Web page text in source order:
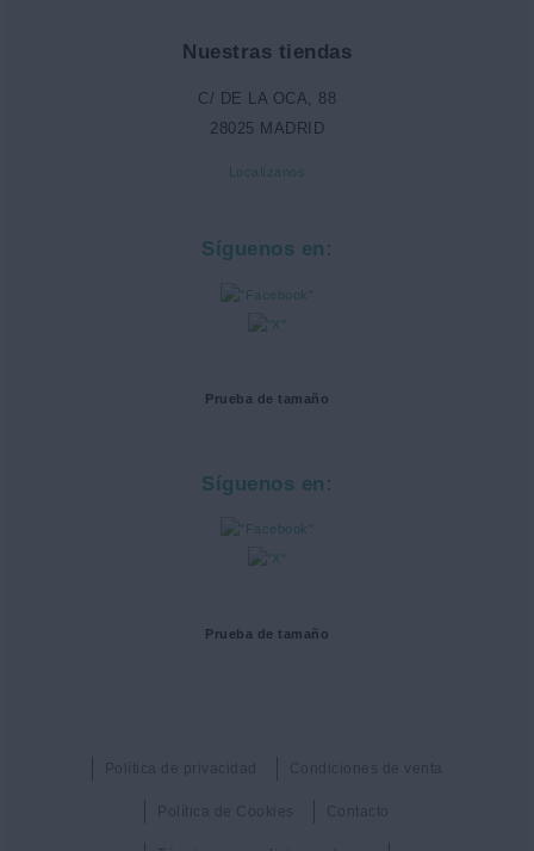
Nuestras tiendas
C/ DE LA OCA, 88
28025 MADRID
Localízanos
Síguenos en:
Prueba de tamaño
Síguenos en:
Prueba de tamaño
Política de privacidad Condiciones de venta
Política de Cookies Contacto